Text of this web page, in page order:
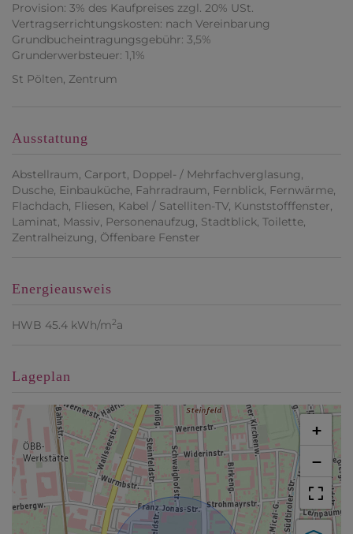
Provision: 3% des Kaufpreises zzgl. 20% USt.
Vertragserrichtungskosten: nach Vereinbarung
Grundbucheintragungsgebühr: 3,5%
Grunderwerbsteuer: 1,1%
St Pölten, Zentrum
Ausstattung
Abstellraum Carport Doppel- / Mehrfachverglasung
Dusche Einbauküche Fahrradraum Fernblick Fernwärme
Flachdach Fliesen Kabel / Satelliten-TV Kunststofffenster
Laminat Massiv Personenaufzug Stadtblick Toilette
Zentralheizung Öffenbare Fenster
Energieausweis
HWB 45.4 kWh/m2a
Lageplan
+
−